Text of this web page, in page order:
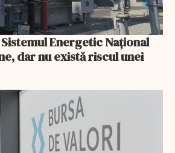
Energetic Național
dar nu există riscul unei